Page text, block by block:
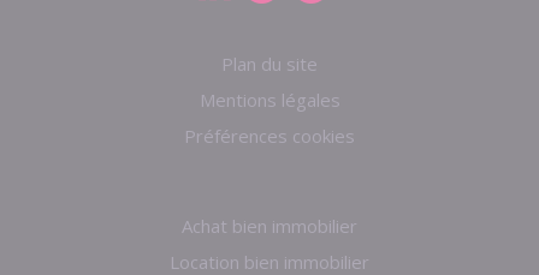
Plan du site
Mentions légales
Préférences cookies
Achat bien immobilier
Location bien immobilier